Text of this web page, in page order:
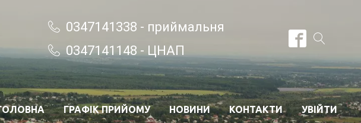
0347141338 - приймальня
0347141148 - ЦНАП
ГРАФІК ПРИЙОМУ НОВИНИ КОНТАКТИ УВІЙТИ